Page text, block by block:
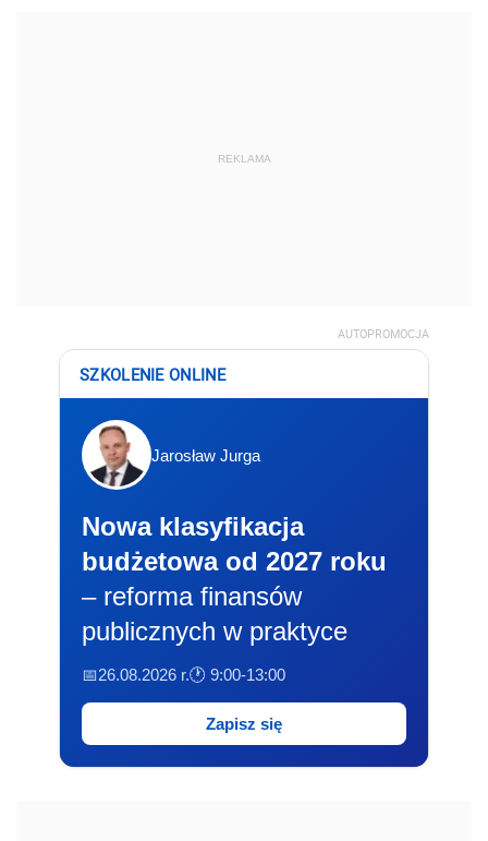
REKLAMA
AUTOPROMOCJA
SZKOLENIE ONLINE
Jarosław Jurga
Nowa klasyfikacja
budżetowa od 2027 roku
– reforma finansów
publicznych w praktyce
📅26.08.2026 r.🕐 9:00-13:00
Zapisz się